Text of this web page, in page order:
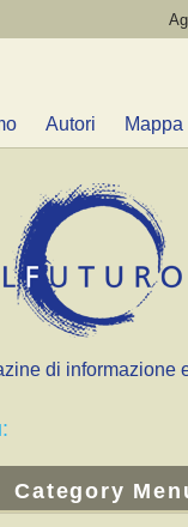
Autori Mappa
di informazione
Category